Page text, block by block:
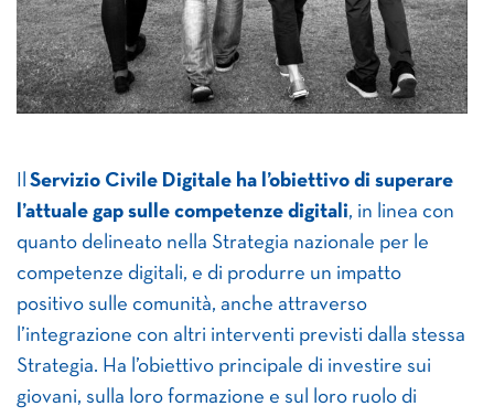
Servizio Civile Digitale ha l’obiettivo di superare
l’attuale gap sulle competenze digitali, in linea con
quanto delineato nella Strategia nazionale per le
competenze digitali, e di produrre un impatto
positivo sulle comunità, anche attraverso
l’integrazione con altri interventi previsti dalla stessa
Strategia. Ha l’obiettivo principale di investire sui
giovani, sulla loro formazione e sul loro ruolo di